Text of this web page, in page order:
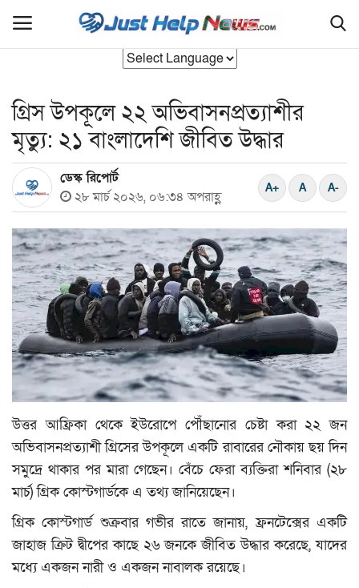
হোম
বাংলাদেশ
যুক্তরাজ‍্য
আন্তর্জাতিক
রাজনীতি
সিলেট বিভাগ
এক্সক্লুসিভ
মুক্তমত
প্রবাস
সংবাদ বিজ্ঞপ্তি
সাহিত্য
গ্রিস উপকূলে ২২ অভিবাসনপ্রত্যাশীর
মৃত্যু: ২১ বাংলাদেশি জীবিত উদ্ধার
ডেস্ক রিপোর্ট
২৮ মার্চ ২০২৬, ০৬:৩৪ অপরাহ্ণ
উত্তর আফ্রিকা থেকে ইউরোপে পৌঁছানোর চেষ্টা করা ২২ জন
অভিবাসনপ্রত্যাশী গ্রিসের উপকূলে একটি রাবারের নৌকায় ছয় দিন
সমুদ্রে থাকার পর মারা গেছেন। বেঁচে ফেরা ব্যক্তিরা শনিবার (২৮
মার্চ) গ্রিক কোস্টগার্ডকে এ তথ্য জানিয়েছেন।
গ্রিক কোস্টগার্ড শুক্রবার গভীর রাতে জানায়, ফ্রনটেক্সের একটি
জাহাজ ক্রিট দ্বীপের কাছে ২৬ জনকে জীবিত উদ্ধার করেছে, যাদের
মধ্যে একজন নারী ও একজন নাবালক রয়েছে।